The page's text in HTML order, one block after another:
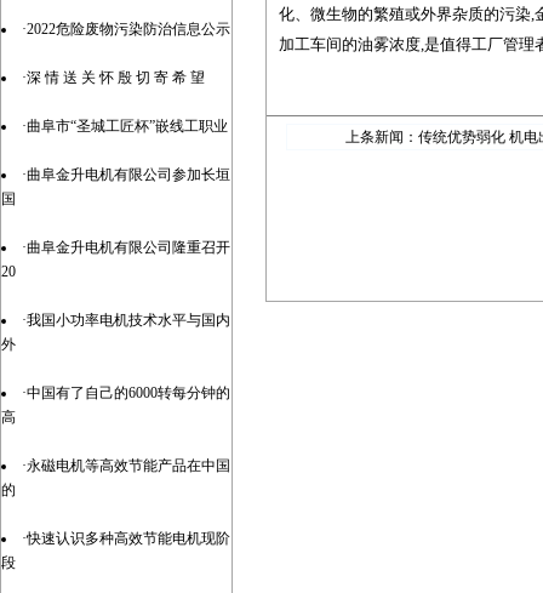
·2022危险废物污染防治信息公示
·深 情 送 关 怀 殷 切 寄 希 望
·曲阜市“圣城工匠杯”嵌线工职业
·曲阜金升电机有限公司参加长垣
国
·曲阜金升电机有限公司隆重召开
20
·我国小功率电机技术水平与国内
外
·中国有了自己的6000转每分钟的
高
·永磁电机等高效节能产品在中国
的
·快速认识多种高效节能电机现阶
段
化、微生物的繁殖或外界杂质的污染
加工车间的油雾浓度,是值得工厂管
上条新闻： 传统优势弱化 机